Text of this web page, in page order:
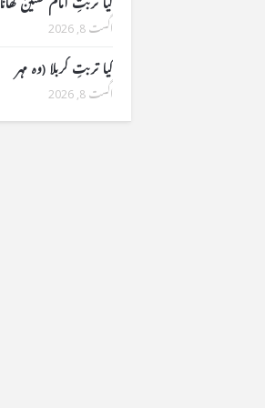
اگست 8, 2026
کیا تربتِ کربلا (وہ مہر
اگست 8, 2026